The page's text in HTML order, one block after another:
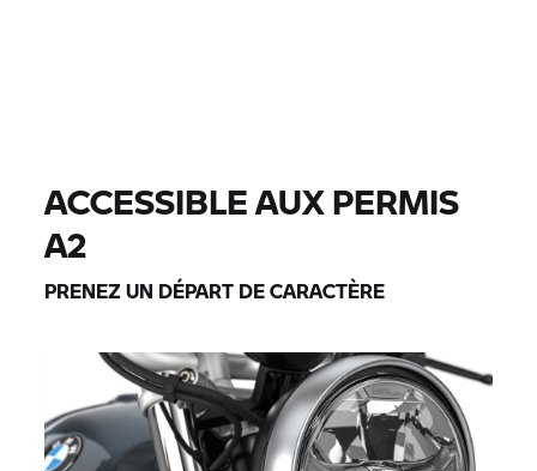
ACCESSIBLE AUX PERMIS
A2
PRENEZ UN DÉPART DE CARACTÈRE